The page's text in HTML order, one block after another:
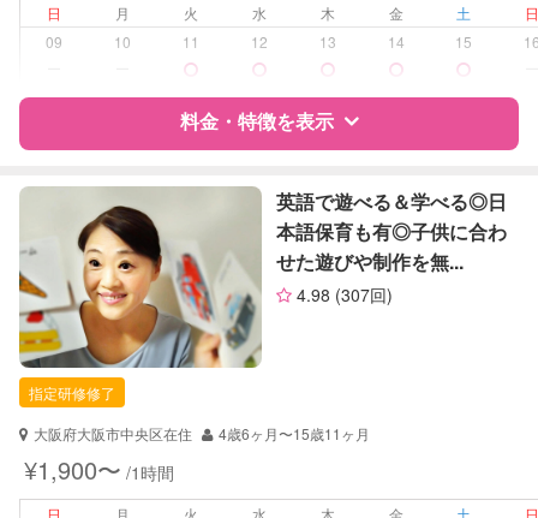
病児対応 病児、病後児、ともに不可
障がい児対応 対応可否は個別に相談
レッスン
絵・工作レッスン
定期予約
お子様の撮影
（定期特典）
対応可能
日 月 火 水 木 金 土
09
10 11 12 13 14 15
料金・特徴を表示
特徴 料金 レビュー
サポートの特徴
資格
企業型割引対象(旧内閣府補助対象)
自治体届出済ベビーシッター
保育士
対応可能/特徴
送迎サポート
病児対応 病児、病後児、ともに不可
英語で遊べる＆学べる◎日
本語保育も有◎子供に合わ
せた遊びや制作を無...
4.98 (307回)
指定研修修了
大阪府大阪市中央区在住
4歳6ヶ月〜15歳11ヶ月
¥1,900〜 /1時間